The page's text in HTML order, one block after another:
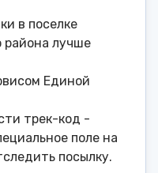
в поселке
района лучше
Единой
трек-код -
поле на
посылку.